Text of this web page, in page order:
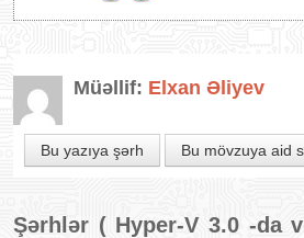
Müəllif: Elxan Əliyev
Bu yazıya şərh Bu mövzuya aid
Şərhlər ( Hyper-V 3.0 -da